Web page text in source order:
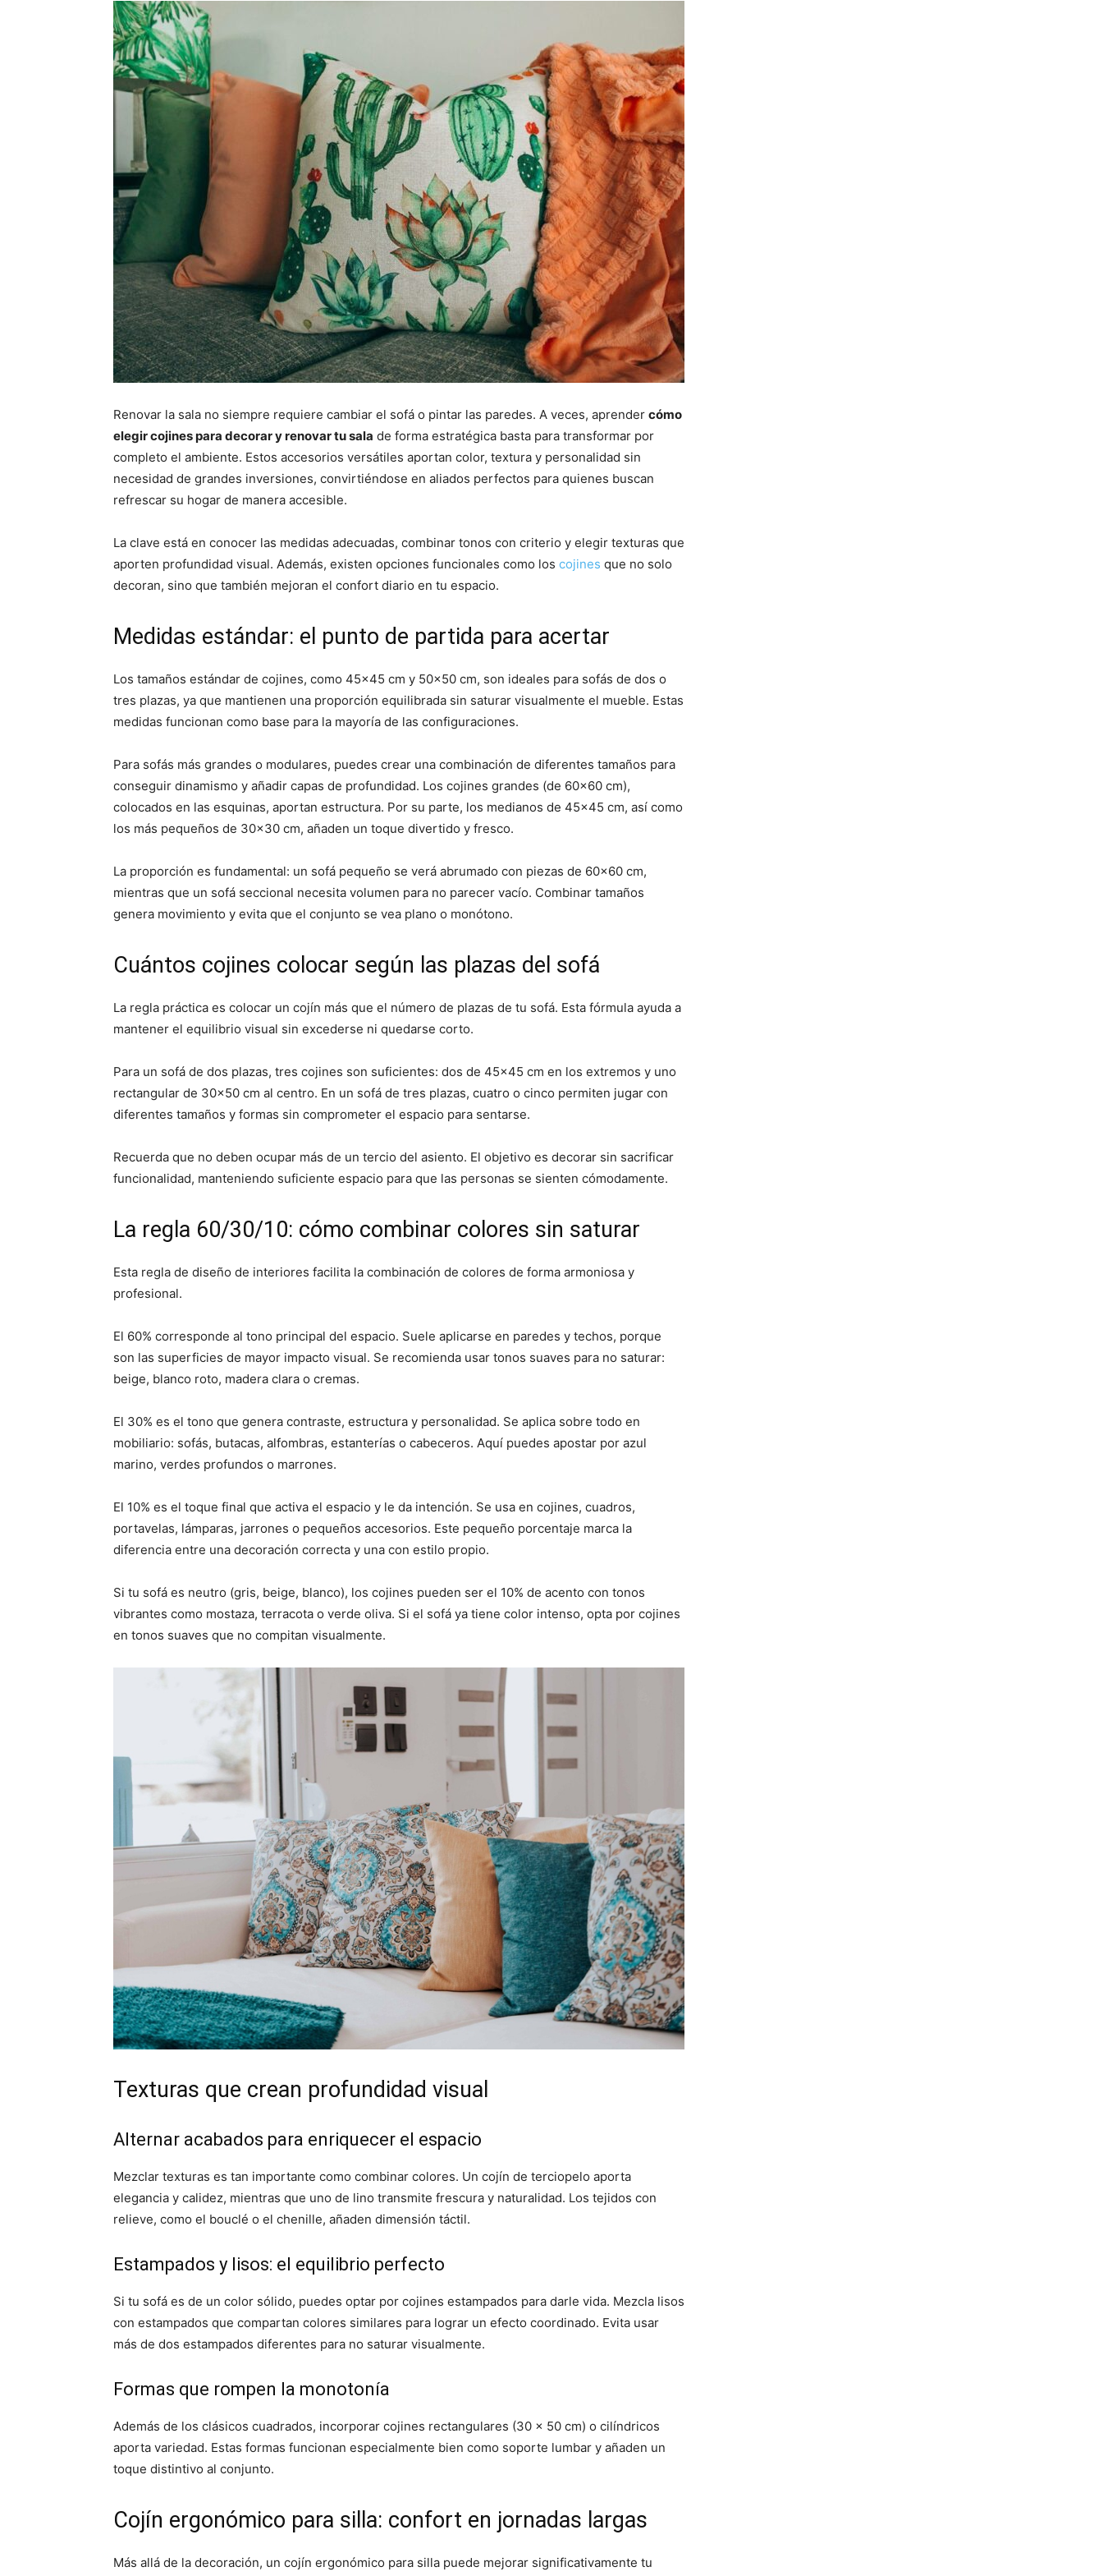
Renovar la sala no siempre requiere cambiar el sofá o pintar las paredes. A veces, aprender cómo
elegir cojines para decorar y renovar tu sala de forma estratégica basta para transformar por
completo el ambiente. Estos accesorios versátiles aportan color, textura y personalidad sin
necesidad de grandes inversiones, convirtiéndose en aliados perfectos para quienes buscan
refrescar su hogar de manera accesible.
La clave está en conocer las medidas adecuadas, combinar tonos con criterio y elegir texturas que
aporten profundidad visual. Además, existen opciones funcionales como los cojines que no solo
decoran, sino que también mejoran el confort diario en tu espacio.
Medidas estándar: el punto de partida para acertar
Los tamaños estándar de cojines, como 45×45 cm y 50×50 cm, son ideales para sofás de dos o
tres plazas, ya que mantienen una proporción equilibrada sin saturar visualmente el mueble. Estas
medidas funcionan como base para la mayoría de las configuraciones.
Para sofás más grandes o modulares, puedes crear una combinación de diferentes tamaños para
conseguir dinamismo y añadir capas de profundidad. Los cojines grandes (de 60×60 cm),
colocados en las esquinas, aportan estructura. Por su parte, los medianos de 45×45 cm, así como
los más pequeños de 30×30 cm, añaden un toque divertido y fresco.
La proporción es fundamental: un sofá pequeño se verá abrumado con piezas de 60×60 cm,
mientras que un sofá seccional necesita volumen para no parecer vacío. Combinar tamaños
genera movimiento y evita que el conjunto se vea plano o monótono.
Cuántos cojines colocar según las plazas del sofá
La regla práctica es colocar un cojín más que el número de plazas de tu sofá. Esta fórmula ayuda a
mantener el equilibrio visual sin excederse ni quedarse corto.
Para un sofá de dos plazas, tres cojines son suficientes: dos de 45×45 cm en los extremos y uno
rectangular de 30×50 cm al centro. En un sofá de tres plazas, cuatro o cinco permiten jugar con
diferentes tamaños y formas sin comprometer el espacio para sentarse.
Recuerda que no deben ocupar más de un tercio del asiento. El objetivo es decorar sin sacrificar
funcionalidad, manteniendo suficiente espacio para que las personas se sienten cómodamente.
La regla 60/30/10: cómo combinar colores sin saturar
Esta regla de diseño de interiores facilita la combinación de colores de forma armoniosa y
profesional.
El 60% corresponde al tono principal del espacio. Suele aplicarse en paredes y techos, porque
son las superficies de mayor impacto visual. Se recomienda usar tonos suaves para no saturar:
beige, blanco roto, madera clara o cremas.
El 30% es el tono que genera contraste, estructura y personalidad. Se aplica sobre todo en
mobiliario: sofás, butacas, alfombras, estanterías o cabeceros. Aquí puedes apostar por azul
marino, verdes profundos o marrones.
El 10% es el toque final que activa el espacio y le da intención. Se usa en cojines, cuadros,
portavelas, lámparas, jarrones o pequeños accesorios. Este pequeño porcentaje marca la
diferencia entre una decoración correcta y una con estilo propio.
Si tu sofá es neutro (gris, beige, blanco), los cojines pueden ser el 10% de acento con tonos
vibrantes como mostaza, terracota o verde oliva. Si el sofá ya tiene color intenso, opta por cojines
en tonos suaves que no compitan visualmente.
Texturas que crean profundidad visual
Alternar acabados para enriquecer el espacio
Mezclar texturas es tan importante como combinar colores. Un cojín de terciopelo aporta
elegancia y calidez, mientras que uno de lino transmite frescura y naturalidad. Los tejidos con
relieve, como el bouclé o el chenille, añaden dimensión táctil.
Estampados y lisos: el equilibrio perfecto
Si tu sofá es de un color sólido, puedes optar por cojines estampados para darle vida. Mezcla lisos
con estampados que compartan colores similares para lograr un efecto coordinado. Evita usar
más de dos estampados diferentes para no saturar visualmente.
Formas que rompen la monotonía
Además de los clásicos cuadrados, incorporar cojines rectangulares (30 x 50 cm) o cilíndricos
aporta variedad. Estas formas funcionan especialmente bien como soporte lumbar y añaden un
toque distintivo al conjunto.
Cojín ergonómico para silla: confort en jornadas largas
Más allá de la decoración, un cojín ergonómico para silla puede mejorar significativamente tu